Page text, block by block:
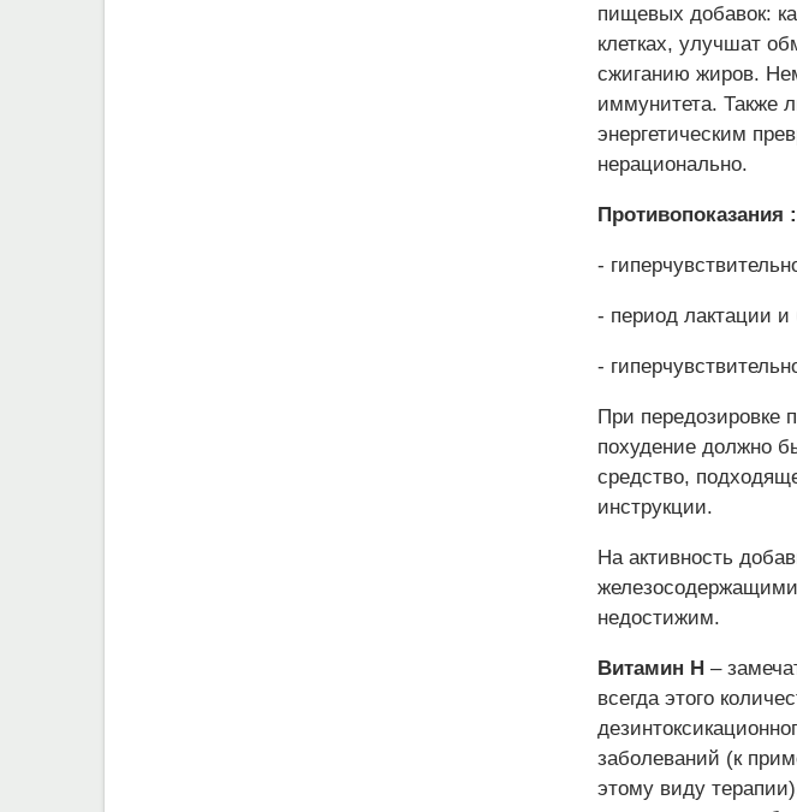
пищевых добавок:
клетках, улучшат
сжиганию жиров.
иммунитета. Также
энергетическим
нерационально.
Противопоказания :
-
- период лактации и
-
При передозировке
похудение должно
средство,
инструкции.
На активность
недостижим.
Витамин H –
всегда этого
заболеваний (к
этому виду